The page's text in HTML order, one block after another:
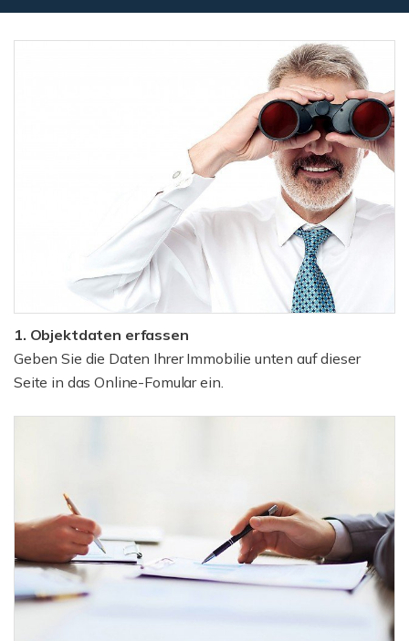
1. Objektdaten erfassen
Geben Sie die Daten Ihrer Immobilie unten auf dieser
Seite in das Online-Fomular ein.